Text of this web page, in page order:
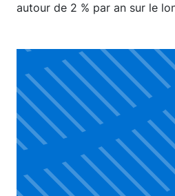
autour de 2 % par an sur le